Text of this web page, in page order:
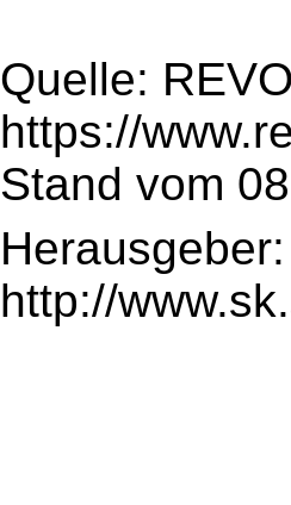
Quelle:
https://
Stand vom
http://